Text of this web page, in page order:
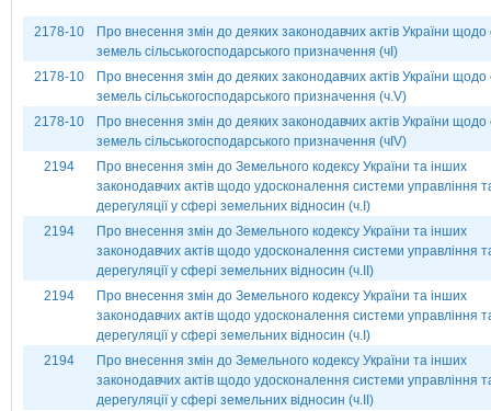
2178-10
Про внесення змін до деяких законодавчих актів України щодо
земель сільськогосподарського призначення (чІ)
2178-10
Про внесення змін до деяких законодавчих актів України щодо
земель сільськогосподарського призначення (ч.V)
2178-10
Про внесення змін до деяких законодавчих актів України щодо
земель сільськогосподарського призначення (чІV)
2194
Про внесення змін до Земельного кодексу України та інших
законодавчих актів щодо удосконалення системи управління
дерегуляції у сфері земельних відносин (ч.І)
2194
Про внесення змін до Земельного кодексу України та інших
законодавчих актів щодо удосконалення системи управління
дерегуляції у сфері земельних відносин (ч.ІІ)
2194
Про внесення змін до Земельного кодексу України та інших
законодавчих актів щодо удосконалення системи управління
дерегуляції у сфері земельних відносин (ч.І)
2194
Про внесення змін до Земельного кодексу України та інших
законодавчих актів щодо удосконалення системи управління
дерегуляції у сфері земельних відносин (ч.ІІ)